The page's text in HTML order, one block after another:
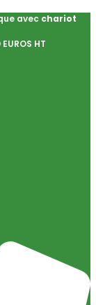
avec chariot
HT